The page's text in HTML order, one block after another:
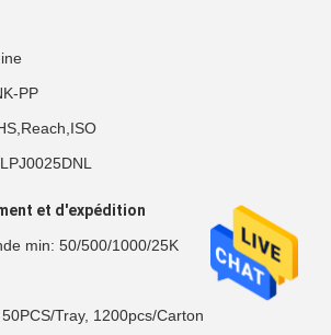
PP
et d'expédition
min: 50/500/1000/25K
Tray, 1200pcs/Carton